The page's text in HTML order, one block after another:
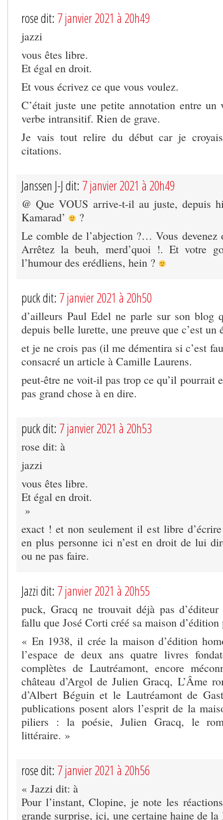
rose dit: 7 janvier 2021 à 20h49
jazzi
vous êtes libre.
Et égal en droit.
Et vous écrivez ce que vous voulez.
C’était juste une petite annotation entre
verbe intransitif. Rien de grave.
Je vais tout relire du début car je
citations.
Janssen J-J dit: 7 janvier 2021 à 20h49
@ Que VOUS arrive-t-il au juste, depuis
Kamarad’
?
Le comble de l’abjection ?… Vous
Arrêtez la beuh, merd’quoi !. Et votre
l’humour des erédliens, hein ?
puck dit: 7 janvier 2021 à 20h50
d’ailleurs Paul Edel ne parle sur son blog
depuis belle lurette, une preuve que c’est un
et je ne crois pas (il me démentira si c’est
consacré un article à Camille Laurens.
peut-être ne voit-il pas trop ce qu’il pourrait
pas grand chose à en dire.
puck dit: 7 janvier 2021 à 20h53
rose dit: à
jazzi
vous êtes libre.
Et égal en droit.
»
exact ! et non seulement il est libre
en plus personne ici n’est en droit de lui
ou ne pas faire.
Jazzi dit: 7 janvier 2021 à 20h55
puck, Gracq ne trouvait déjà pas
fallu que José Corti créé sa maison
« En 1938, il crée la maison d’édition
l’espace de deux ans quatre livres
complètes de Lautréamont, encore
château d’Argol de Julien Gracq, L’Âme
d’Albert Béguin et le Lautréamont de
publications posent alors l’esprit de la
piliers : la poésie, Julien Gracq, le
littéraire. »
rose dit: 7 janvier 2021 à 20h56
« Jazzi dit: à
Pour l’instant, Clopine, je note les
grande surprise, ici, une certaine haine de